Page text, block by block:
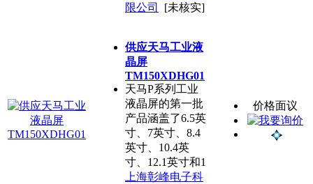
限公司
[未核实]
供应天马工业液
晶屏
TM150XDHG01
天马P系列工业
液晶屏的第一批
产品涵盖了6.5英
寸、7英寸、8.4
英寸、10.4英
寸、12.1英寸和1
上海彰峰电子科
价格面议